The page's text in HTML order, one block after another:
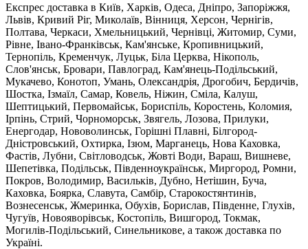
Експрес доставка в Київ, Харків, Одеса, Дніпро, Запоріжжя,
Львів, Кривий Ріг, Миколаїв, Вінниця, Херсон, Чернігів,
Полтава, Черкаси, Хмельницький, Чернівці, Житомир, Суми,
Рівне, Івано-Франківськ, Кам'янське, Кропивницький,
Тернопіль, Кременчук, Луцьк, Біла Церква, Нікополь,
Слов'янськ, Бровари, Павлоград, Кам'янець-Подільський,
Мукачево, Конотоп, Умань, Олександрія, Дрогобич, Бердичів,
Шостка, Ізмаїл, Самар, Ковель, Ніжин, Сміла, Калуш,
Шептицький, Первомайськ, Бориспіль, Коростень, Коломия,
Ірпінь, Стрий, Чорноморськ, Звягель, Лозова, Прилуки,
Енергодар, Нововолинськ, Горішні Плавні, Білгород-
Дністровський, Охтирка, Ізюм, Марганець, Нова Каховка,
Фастів, Лубни, Світловодськ, Жовті Води, Вараш, Вишневе,
Шепетівка, Подільськ, Південноукраїнськ, Миргород, Ромни,
Покров, Володимир, Васильків, Дубно, Нетішин, Буча,
Каховка, Боярка, Славута, Самбір, Старокостянтинів,
Вознесенськ, Жмеринка, Обухів, Борислав, Південне, Глухів,
Чугуїв, Новояворівськ, Костопіль, Вишгород, Токмак,
Могилів-Подільський, Синельникове, а також доставка по
Україні.